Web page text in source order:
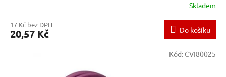
Skladem
17 Kč bez DPH
20,57 Kč Do košíku
Kód: CVI80025